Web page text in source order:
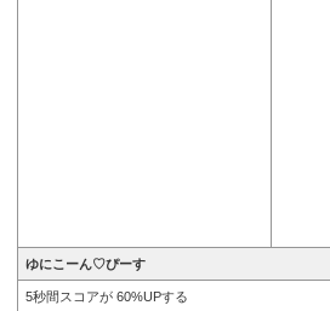
ゆにこーん♡ぴーす
5秒間スコアが 60%UPする